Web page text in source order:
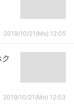
2019/10/21(Mo) 12:05
2019/10/21(Mo) 12:03